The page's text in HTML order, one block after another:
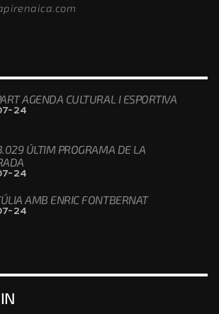
AGENDA CULTURAL I ESPORTIVA
24
ÚLTIM PROGRAMA DE LA
24
AMB ENRIC FONTBERNAT
24